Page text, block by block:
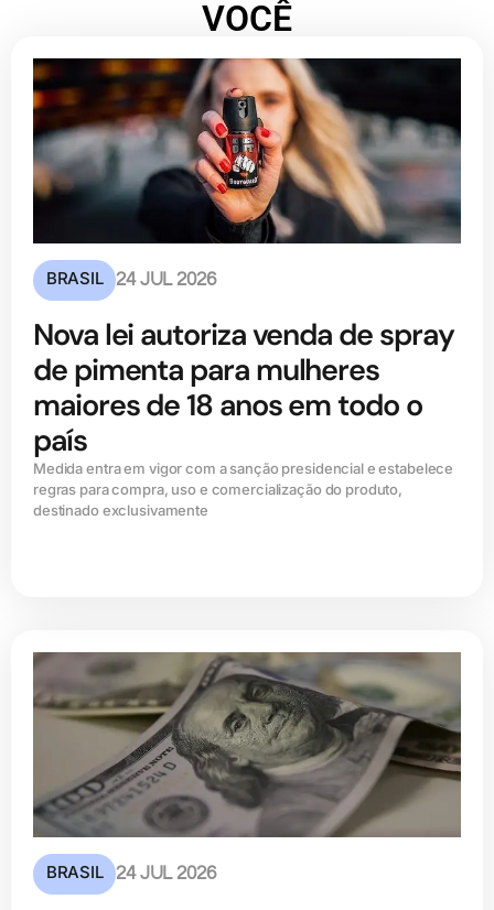
VOCÊ
BRASIL 24 JUL 2026
Nova lei autoriza venda de spray
de pimenta para mulheres
maiores de 18 anos em todo o
país
Medida entra em vigor com a sanção presidencial e estabelece
regras para compra, uso e comercialização do produto,
destinado exclusivamente
BRASIL 24 JUL 2026